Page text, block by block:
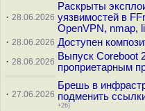
· 28.06.2026
Раскрыты
уязвимостей в
OpenVPN, nmap,
· 28.06.2026 Доступен
· 28.06.2026 Выпуск Coreboot
проприетарным
· 27.06.2026
Брешь в
подменить
+26)